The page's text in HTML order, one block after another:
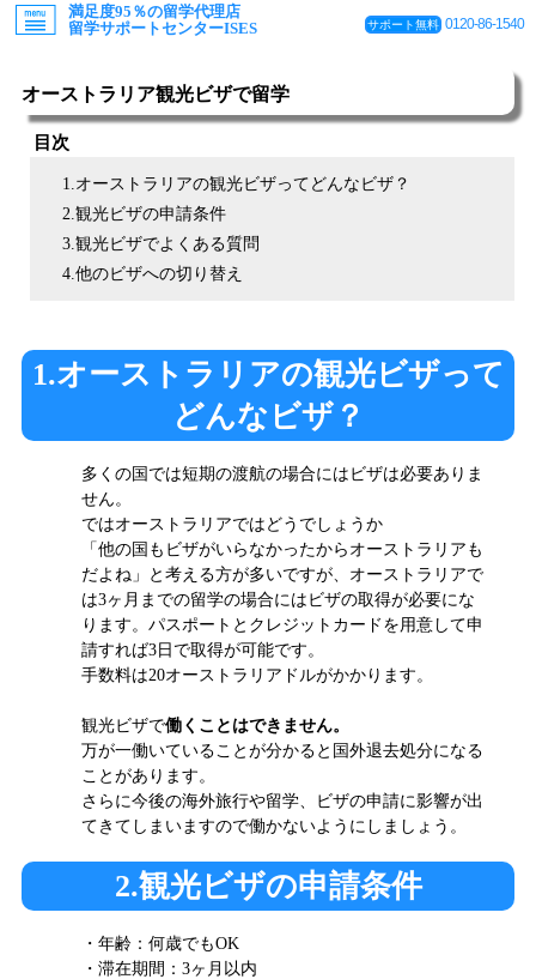
満足度95％の留学代理店
留学サポートセンターISES
サポート無料 0120-86-1540
オーストラリア観光ビザで留学
目次
1.オーストラリアの観光ビザってどんなビザ？
2.観光ビザの申請条件
3.観光ビザでよくある質問
4.他のビザへの切り替え
1.オーストラリアの観光ビザって
どんなビザ？
多くの国では短期の渡航の場合にはビザは必要ありま
せん。
ではオーストラリアではどうでしょうか
「他の国もビザがいらなかったからオーストラリアも
だよね」と考える方が多いですが、オーストラリアで
は3ヶ月までの留学の場合にはビザの取得が必要にな
ります。 パスポートとクレジットカードを用意して申
請すれば3日で取得が可能です。
手数料は20オーストラリアドルがかかります。
観光ビザで働くことはできません。
万が一働いていることが分かると国外退去処分になる
ことがあります。
さらに今後の海外旅行や留学、ビザの申請に影響が出
てきてしまいますので働かないようにしましょう。
2.観光ビザの申請条件
・年齢：何歳でもOK
・滞在期間：3ヶ月以内